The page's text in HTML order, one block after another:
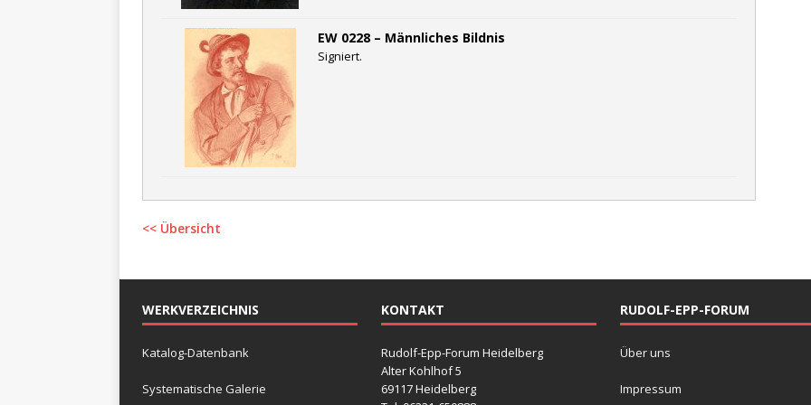
EW 0228 – Männliches Bildnis
Signiert.
<< Übersicht
WERKVERZEICHNIS
Katalog-Datenbank
Systematische Galerie
KONTAKT
Rudolf-Epp-Forum Heidelberg
Alter Kohlhof 5
69117 Heidelberg
RUDOLF-EPP-FORUM
Über uns
Impressum